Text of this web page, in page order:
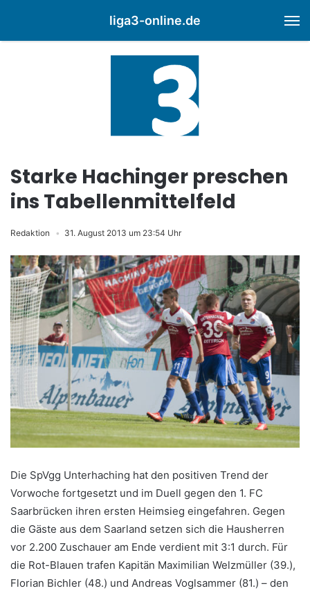
liga3-online.de
Starke Hachinger preschen
ins Tabellenmittelfeld
Redaktion 31. August 2013 um 23:54 Uhr
Die SpVgg Unterhaching hat den positiven Trend der
Vorwoche fortgesetzt und im Duell gegen den 1. FC
Saarbrücken ihren ersten Heimsieg eingefahren. Gegen
die Gäste aus dem Saarland setzen sich die Hausherren
vor 2.200 Zuschauer am Ende verdient mit 3:1 durch. Für
die Rot-Blauen trafen Kapitän Maximilian Welzmüller (39.),
Florian Bichler (48.) und Andreas Voglsammer (81.) – den